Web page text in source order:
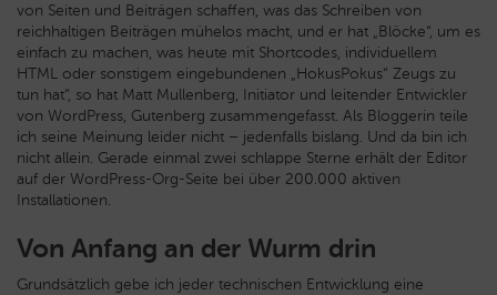
von Seiten und Beiträgen schaffen, was das Schreiben von
reichhaltigen Beiträgen mühelos macht, und er hat „Blöcke“, um es
einfach zu machen, was heute mit Shortcodes, individuellem
HTML oder sonstigem eingebundenen „HokusPokus“ Zeugs zu
tun hat“, so hat Matt Mullenberg, Initiator und leitender Entwickler
von WordPress, Gutenberg zusammengefasst. Als Bloggerin teile
ich seine Meinung leider nicht – jedenfalls bislang. Und da bin ich
nicht allein. Gerade einmal zwei schlappe Sterne erhält der Editor
auf der WordPress-Org-Seite bei über 200.000 aktiven
Installationen.
Von Anfang an der Wurm drin
Grundsätzlich gebe ich jeder technischen Entwicklung eine